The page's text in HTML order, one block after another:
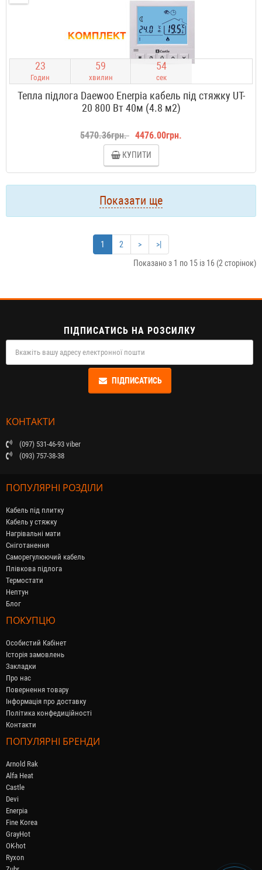
23
Годин
59
хвилин
53
сек
Тепла підлога Daewoo Enerpia кабель під стяжку UT-
20 800 Вт 40м (4.8 м2)
5470.36грн. 4476.00грн.
КУПИТИ
Показати ще
1 2 >
>|
Показано з 1 по 15 із 16 (2 сторінок)
ПІДПИСАТИСЬ НА РОЗСИЛКУ
ПІДПИСАТИСЬ
КОНТАКТИ
(097) 531-46-93 viber
(093) 757-38-38
ПОПУЛЯРНІ РОЗДІЛИ
Кабель під плитку
Кабель у стяжку
Нагрівальні мати
Сніготанення
Саморегулюючий кабель
Плівкова підлога
Термостати
Нептун
Блог
ПОКУПЦЮ
Особистий Кабінет
Історія замовлень
Закладки
Про нас
Повернення товару
Інформація про доставку
Політика конфедиційності
Контакти
ПОПУЛЯРНІ БРЕНДИ
Arnold Rak
Alfa Heat
Castle
Devi
Enerpia
Fine Korea
GrayHot
OK-hot
Ryxon